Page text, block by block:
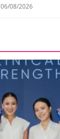
06/08/2026